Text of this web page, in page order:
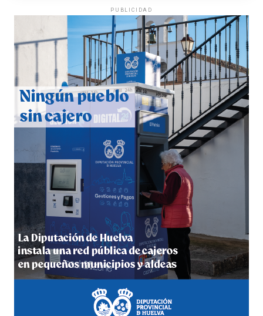
QUINTA CORRIDA DE LAS FIESTAS COLOMBINAS
2026
hace 1 semana ·Huelvatv
5º DÍA DE LAS FIESTAS COLOMBINAS 2026
hace 1 semana·Huelvatv
PUBLICIDAD